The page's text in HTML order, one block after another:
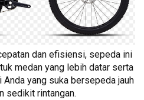
dan efisiensi, sepeda ini
medan yang lebih datar serta
Anda yang suka bersepeda jauh
sedikit rintangan.